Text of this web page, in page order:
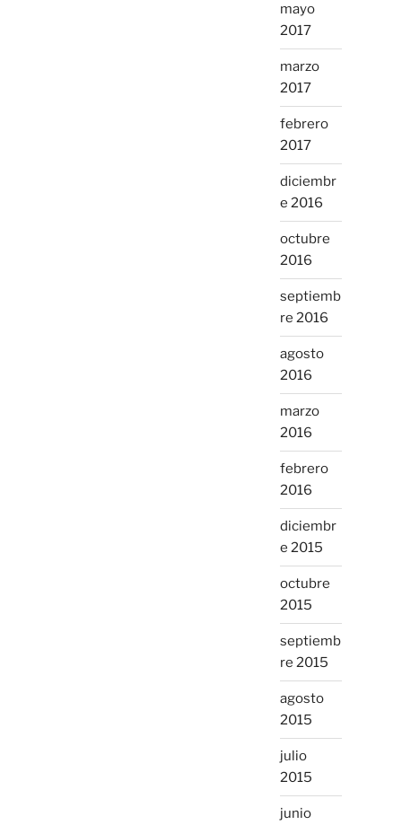
mayo
2017
marzo
2017
febrero
2017
diciembr
e 2016
octubre
2016
septiemb
re 2016
agosto
2016
marzo
2016
febrero
2016
diciembr
e 2015
octubre
2015
septiemb
re 2015
agosto
2015
julio
2015
junio